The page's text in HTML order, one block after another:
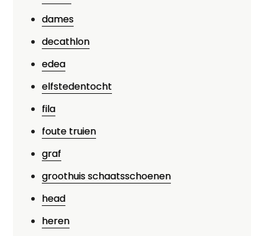
dames
decathlon
edea
elfstedentocht
fila
foute truien
graf
groothuis schaatsschoenen
head
heren